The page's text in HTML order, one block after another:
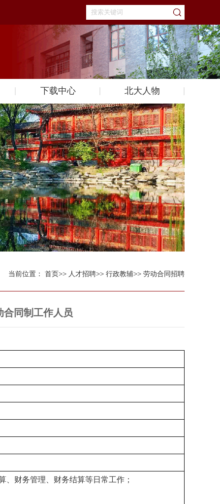
下载中心 北大人物
当前位置： 首页>> 人才招聘>> 行政教辅>> 劳动合同招聘
合同制工作人员
、财务管理、财务结算等日常工作；